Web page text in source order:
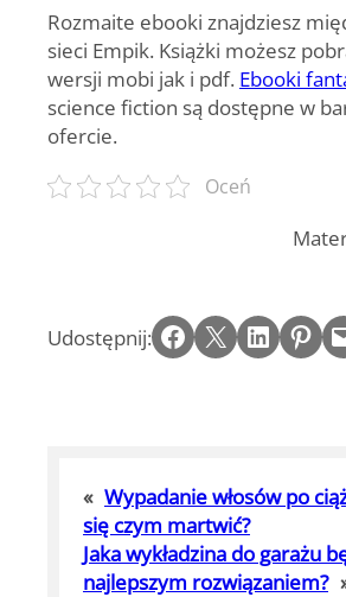
Rozmaite ebooki znajdziesz
sieci Empik. Książki możesz
wersji mobi jak i pdf. Ebooki
science fiction są dostępne w
ofercie.
Oceń
Udostępnij: Share on Facebook Email this Page Share on LinkedIn Share on Pinterest Email this Page
« Wypadanie włosów po
się czym martwić?
Jaka wykładzina do garażu
najlepszym rozwiązaniem?